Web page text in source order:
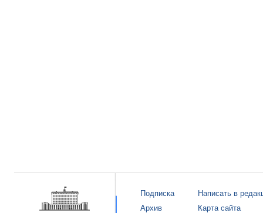
Подписка
Архив
Написать в
Карта сайта